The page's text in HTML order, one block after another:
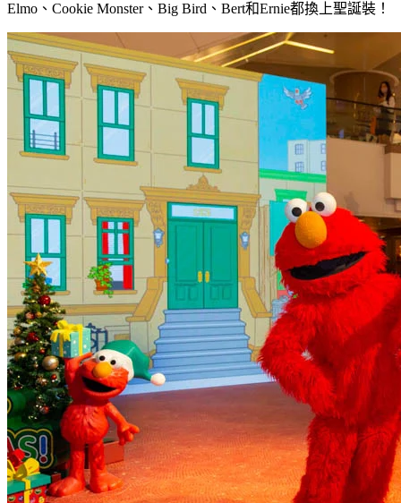
Elmo 、 Cookie Monster、 Big Bird 、 Bert和Ernie都換上聖誕裝！